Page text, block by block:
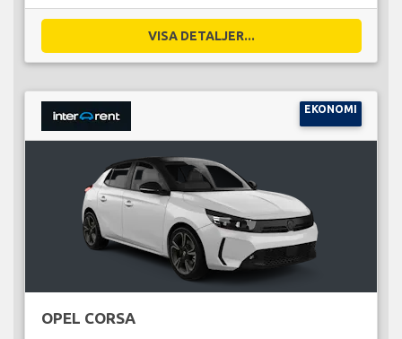
VISA DETALJER...
EKONOMI
OPEL CORSA